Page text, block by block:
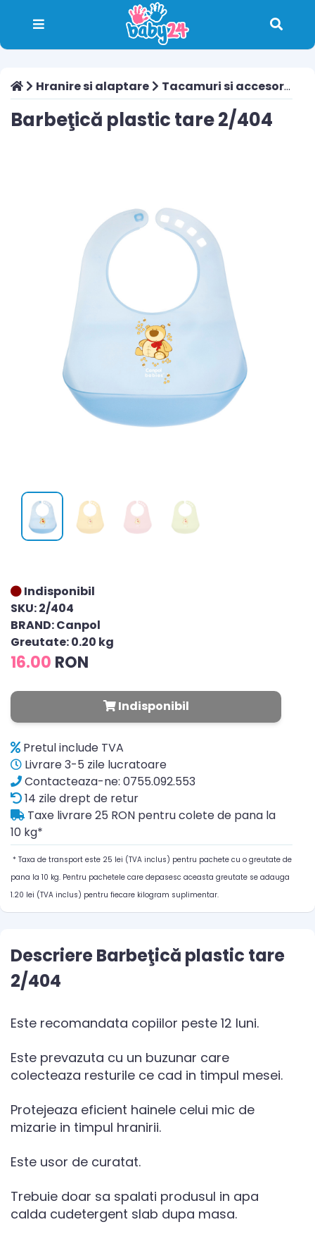
Hranire si alaptare Tacamuri si accesorii
Barbeţică plastic tare 2/404
Indisponibil
SKU: 2/404
BRAND: Canpol
Greutate: 0.20 kg
16.00 RON
Indisponibil
Pretul include TVA
Livrare 3-5 zile lucratoare
Contacteaza-ne: 0755.092.553
14 zile drept de retur
Taxe livrare 25 RON pentru colete de pana la
10 kg*
* Taxa de transport este 25 lei (TVA inclus) pentru pachete cu o greutate de
pana la 10 kg. Pentru pachetele care depasesc aceasta greutate se adauga
1.20 lei (TVA inclus) pentru fiecare kilogram suplimentar.
Descriere Barbeţică plastic tare
2/404
Este recomandata copiilor peste 12 luni.
Este prevazuta cu un buzunar care
colecteaza resturile ce cad in timpul mesei.
Protejeaza eficient hainele celui mic de
mizarie in timpul hranirii.
Este usor de curatat.
Trebuie doar sa spalati produsul in apa
calda cudetergent slab dupa masa.